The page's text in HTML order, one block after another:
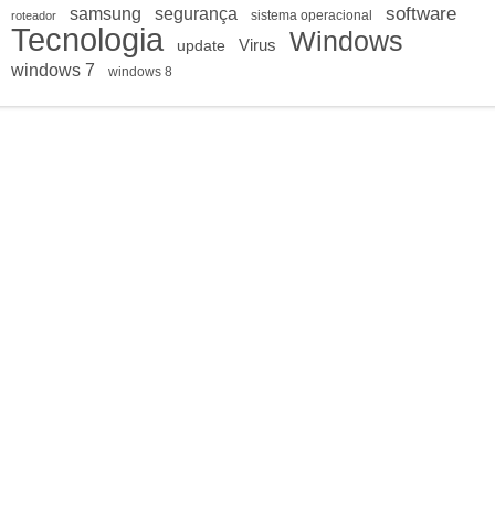
roteador samsung segurança sistema operacional software
Tecnologia update Virus Windows
windows 7 windows 8